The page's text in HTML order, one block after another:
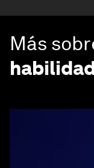
Más